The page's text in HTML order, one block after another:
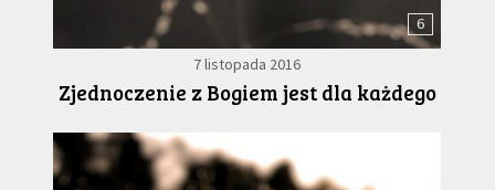
6
7 listopada 2016
Zjednoczenie z Bogiem jest dla każdego